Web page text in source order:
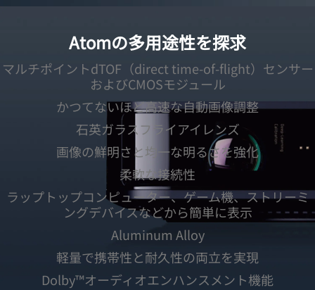
Atomの多用途性を探求
マルチポイントdTOF（direct time-of-flight）センサー
およびCMOSモジュール
かつてないほど高速な自動画像調整
石英ガラスフライアイレンズ
画像の鮮明さと均一な明るさを強化
柔軟な接続性
ラップトップコンピューター、ゲーム機、ストリーミ
ングデバイスなどから簡単に表示
Aluminum Alloy
軽量で携帯性と耐久性の両立を実現
Dolby™オーディオエンハンスメント機能